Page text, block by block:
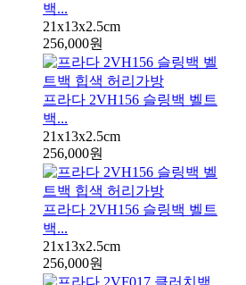
백...
21x13x2.5cm
256,000원
프라다 2VH156 슬링백 벨트
백...
21x13x2.5cm
256,000원
프라다 2VH156 슬링백 벨트
백...
21x13x2.5cm
256,000원